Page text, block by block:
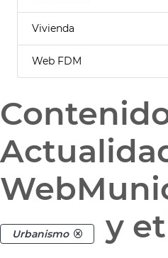
Vivienda
Web FDM
Urbanismo y